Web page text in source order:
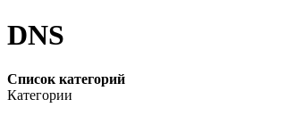
DNS
Список категорий
Категории